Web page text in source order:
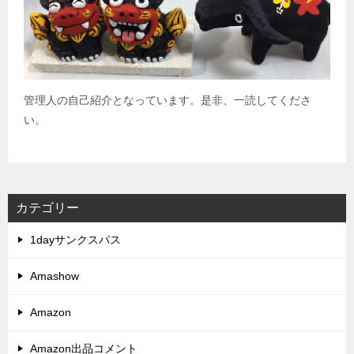
管理人の自己紹介となっています。是非、一読してくださ
い。
カテゴリー
1dayサンクスパス
Amashow
Amazon
Amazon出品コメント